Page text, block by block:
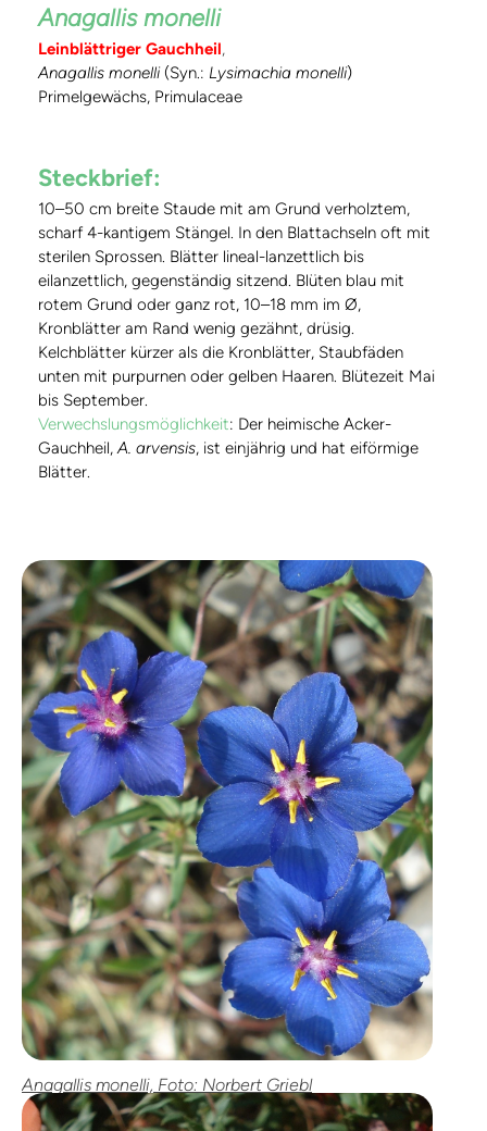
Anagallis monelli
Leinblättriger Gauchheil,
Anagallis monelli(Syn.: Lysimachia monelli)
Primelgewächs, Primulaceae
Steckbrief:
10–50 cm breite Staude mit am Grund verholztem,
scharf 4-kantigem Stängel. In den Blattachseln oft mit
sterilen Sprossen. Blätter lineal-lanzettlich bis
eilanzettlich, gegenständig sitzend. Blüten blau mit
rotem Grund oder ganz rot, 10–18 mm im Ø,
Kronblätter am Rand wenig gezähnt, drüsig.
Kelchblätter kürzer als die Kronblätter, Staubfäden
unten mit purpurnen oder gelben Haaren. Blütezeit Mai
bis September.
Verwechslungsmöglichkeit: Der heimische Acker-
Gauchheil,A. arvensis, ist einjährig und hat eiförmige
Blätter.
Anagallis monelli, Foto: Norbert Griebl